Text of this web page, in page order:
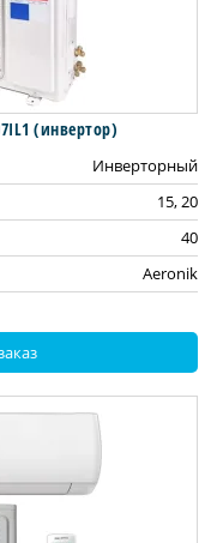
(инвертор)
Инверторный
15, 20
40
Aeronik